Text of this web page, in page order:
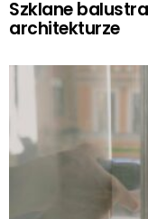
Szklane
architekturze